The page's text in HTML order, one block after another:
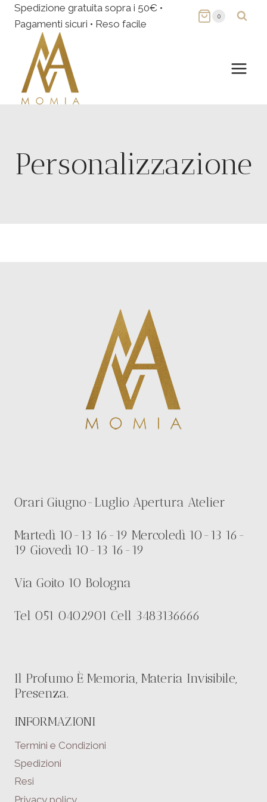
Salta
contenuto
Spedizione gratuita sopra i 50€ •
Pagamenti sicuri • Reso facile
0
Personalizzazione
Orari Giugno-Luglio Apertura Atelier
Martedì 10-13 16-19 Mercoledì 10-13 16-
19 Giovedì 10-13 16-19
Via Goito 10 Bologna
Tel 051 0402901 Cell 3483136666
Il Profumo È Memoria, Materia Invisibile,
Presenza.
INFORMAZIONI
Termini e Condizioni
Spedizioni
Resi